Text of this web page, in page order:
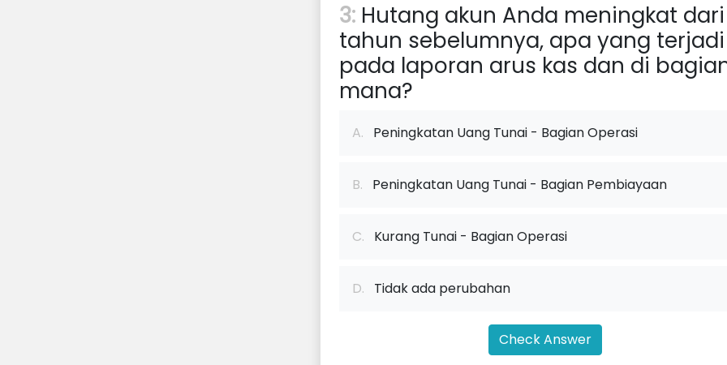
3: Hutang akun Anda meningkat dari
tahun sebelumnya, apa yang terjadi
pada laporan arus kas dan di
mana?
A. Peningkatan Uang Tunai - Bagian Operasi
B. Peningkatan Uang Tunai - Bagian Pembiayaan
C. Kurang Tunai - Bagian Operasi
D. Tidak ada perubahan
Check Answer